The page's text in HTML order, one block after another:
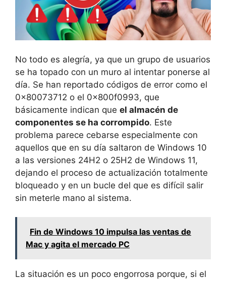
No todo es alegría, ya que un grupo de usuarios
se ha topado con un muro al intentar ponerse al
día. Se han reportado códigos de error como el
0x80073712 o el 0x800f0993, que
básicamente indican que el almacén de
componentes se ha corrompido. Este
problema parece cebarse especialmente con
aquellos que en su día saltaron de Windows 10
a las versiones 24H2 o 25H2 de Windows 11,
dejando el proceso de actualización totalmente
bloqueado y en un bucle del que es difícil salir
sin meterle mano al sistema.
Fin de Windows 10 impulsa las ventas de
Mac y agita el mercado PC
La situación es un poco engorrosa porque, si el